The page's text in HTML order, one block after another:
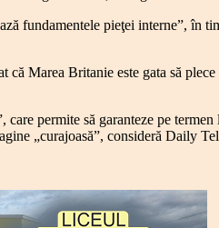
fundamentele pieţei interne”, în
Marea Britanie este gata să
permite să garanteze pe termen
„curajoasă”, consideră Daily